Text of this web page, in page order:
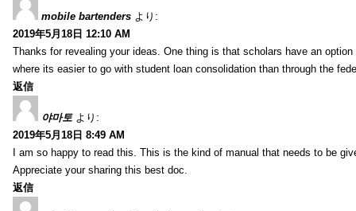
mobile bartenders より:
2019年5月18日 12:10 AM
Thanks for revealing your ideas. One thing is that scholars have an
where its easier to go with student loan consolidation than through the
返信
야마토 より:
2019年5月18日 8:49 AM
I am so happy to read this. This is the kind of manual that needs to be
Appreciate your sharing this best doc.
返信